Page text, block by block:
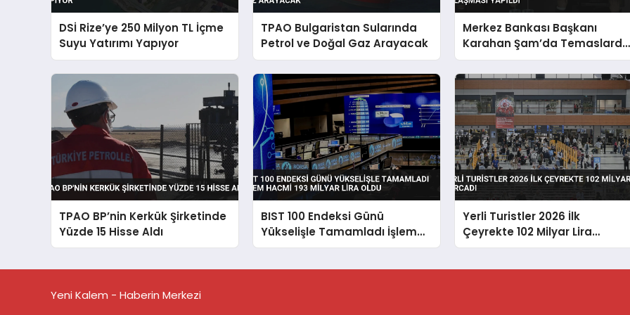
DSİ Rize’ye 250 Milyon TL İçme
Suyu Yatırımı Yapıyor
TPAO Bulgaristan Sularında
Petrol ve Doğal Gaz Arayacak
Merkez Bankası Başkanı
Karahan Şam’da Temaslarda
Bulundu Karşılıklı Mevduat
Anlaşması Yapıldı
TPAO BP’nin Kerkük Şirketinde
Yüzde 15 Hisse Aldı
BIST 100 Endeksi Günü
Yükselişle Tamamladı İşlem
Hacmi 193 Milyar Lira Oldu
Yerli Turistler 2026 İlk
Çeyrekte 102 Milyar Lira
Harcadı
Yeni Kalem - Haberin Merkezi